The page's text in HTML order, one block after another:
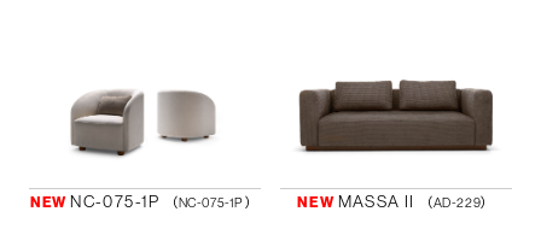
NEWNC-075-1P （NC-075-1P ） NEWMASSA II （AD-229）